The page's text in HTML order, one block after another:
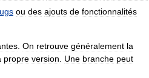
ou des ajouts de fonctionnalités
On retrouve généralement la
propre version Une branche peut